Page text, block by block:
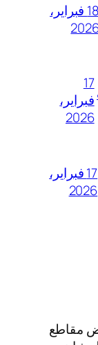
18 فبراير،
17
فبراير،
2026
17 فبراير،
2026
مقاطع